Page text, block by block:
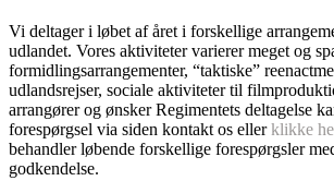
Vi deltager i løbet af året i forskellige
udlandet. Vores aktiviteter varierer meget og
formidlingsarrangementer, “taktiske”
udlandsrejser, sociale aktiviteter til
arrangører og ønsker Regimentets deltagelse
forespørgsel via siden kontakt os ellerklikke
behandler løbende forskellige forespørgsler
godkendelse.